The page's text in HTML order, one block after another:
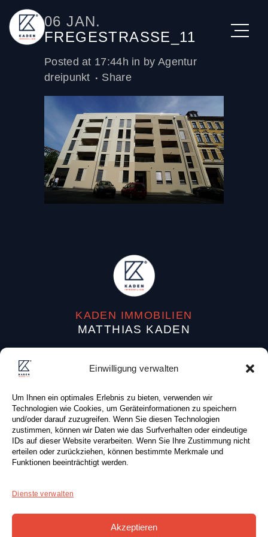
Einwilligung verwalten
Um Ihnen ein optimales Erlebnis zu bieten, verwenden wir
Technologien wie Cookies, um Geräteinformationen zu speichern
und/oder darauf zuzugreifen. Wenn Sie diesen Technologien
zustimmen, können wir Daten wie das Surfverhalten oder eindeutige
IDs auf dieser Website verarbeiten. Wenn Sie Ihre Zustimmung nicht
erteilen oder zurückziehen, können bestimmte Merkmale und
Funktionen beeinträchtigt werden.
Dienste verwalten
Akzeptieren
06 JAN.
FREGESTRASSE_11
Posted at 17:44h in by Agentur
dreipunkt
Share
KADEN IMMOBILIEN
MATTHIAS KADEN
04107 Leipzig (Deutschland)
Tel: +49 (0) 341 . 87 80 83 0
Fax: +49 (0) 341 . 87 80 81 0
E-Mail:info@kaden-immobilien.de